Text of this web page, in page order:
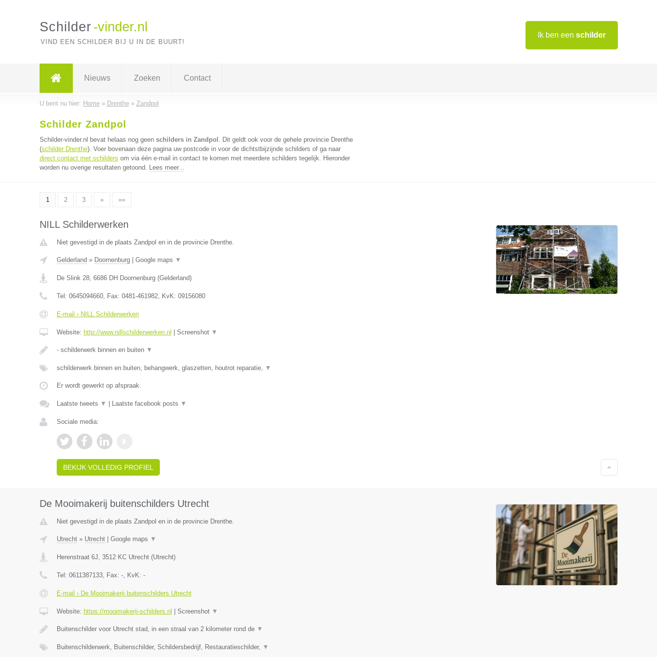
Ik ben een schilder
Schilder -vinder.nl
VIND EEN SCHILDER BIJ U IN DE BUURT!
Nieuws Zoeken Contact
U bent nu hier: Home» Drenthe» Zandpol
Schilder Zandpol
Schilder-vinder.nl bevat helaas nog geen schilders in Zandpol . Dit geldt ook voor de gehele provincie Drenthe
(schilder Drenthe). Voer bovenaan deze pagina uw postcode in voor de dichtstbijzijnde schilders of ga naar
direct contact met schilders om via één e-mail in contact te komen met meerdere schilders tegelijk. Hieronder
worden nu overige resultaten getoond. Lees meer...
1 2 3 » »»
NILL Schilderwerken
Niet gevestigd in de plaats Zandpol en in de provincie Drenthe.
Gelderland » Doornenburg| Google maps ▼
De Slink 28, 6686 DH Doornenburg(Gelderland)
Tel: 0645094660, Fax: 0481-461982, KvK: 09156080
E-mail › NILL Schilderwerken
Website: http://www.nillschilderwerken.nl Screenshot ▼
- schilderwerk binnen en buiten ▼
schilderwerk binnen en buiten, behangwerk, glaszetten, houtrot reparatie, ▼
Er wordt gewerkt op afspraak.
Laatste tweets ▼ Laatste facebook posts ▼
Sociale media:
BEKIJK VOLLEDIG PROFIEL
De Mooimakerij buitenschilders Utrecht
Niet gevestigd in de plaats Zandpol en in de provincie Drenthe.
Utrecht» Utrecht| Google maps ▼
Herenstraat 6J, 3512 KC Utrecht(Utrecht)
Tel: 0611387133, Fax: -, KvK: -
E-mail › De Mooimakerij buitenschilders Utrecht
Website: https://mooimakerij-schilders.nl Screenshot ▼
Buitenschilder voor Utrecht stad, in een straal van 2 kilometer rond de ▼
Buitenschilderwerk, Buitenschilder, Schildersbedrijf, Restauratieschilder, ▼